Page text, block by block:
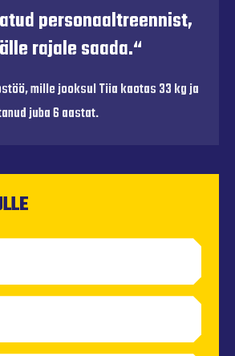
personaaltreennist,
rajale saada.“
mille jooksul Tiia kaotas 33 kg ja
juba 6 aastat.